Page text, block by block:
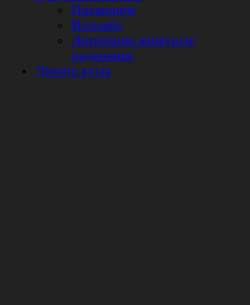
Промоције
Изложбе
Литерарни конкурси/
радионице
Дјечији кутак